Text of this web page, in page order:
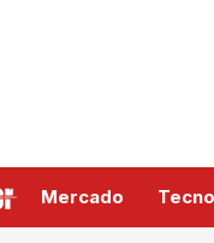
Mercado